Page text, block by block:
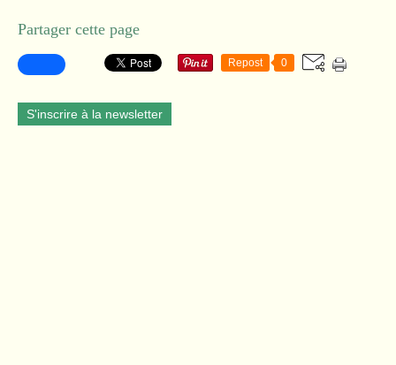
Partager cette page
Repost 0
S'inscrire à la newsletter